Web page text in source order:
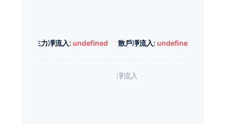
主力凈流入: undefined 散戶凈流入: undefined